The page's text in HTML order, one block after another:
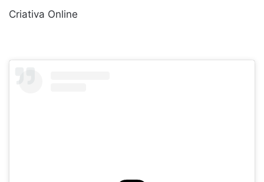
Criativa Online